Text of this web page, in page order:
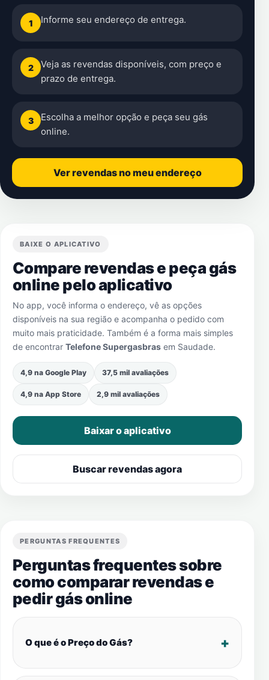
1 Informe seu endereço de entrega.
2
Veja as revendas disponíveis, com preço e
prazo de entrega.
3
Escolha a melhor opção e peça seu gás
online.
Ver revendas no meu endereço
BAIXE O APLICATIVO
Compare revendas e peça gás
online pelo aplicativo
No app, você informa o endereço, vê as opções
disponíveis na sua região e acompanha o pedido com
muito mais praticidade. Também é a forma mais simples
de encontrar Telefone Supergasbras em Saudade.
4,9 na Google Play 37,5 mil avaliações
4,9 na App Store 2,9 mil avaliações
Baixar o aplicativo
Buscar revendas agora
PERGUNTAS FREQUENTES
Perguntas frequentes sobre
como comparar revendas e
pedir gás online
O que é o Preço do Gás?